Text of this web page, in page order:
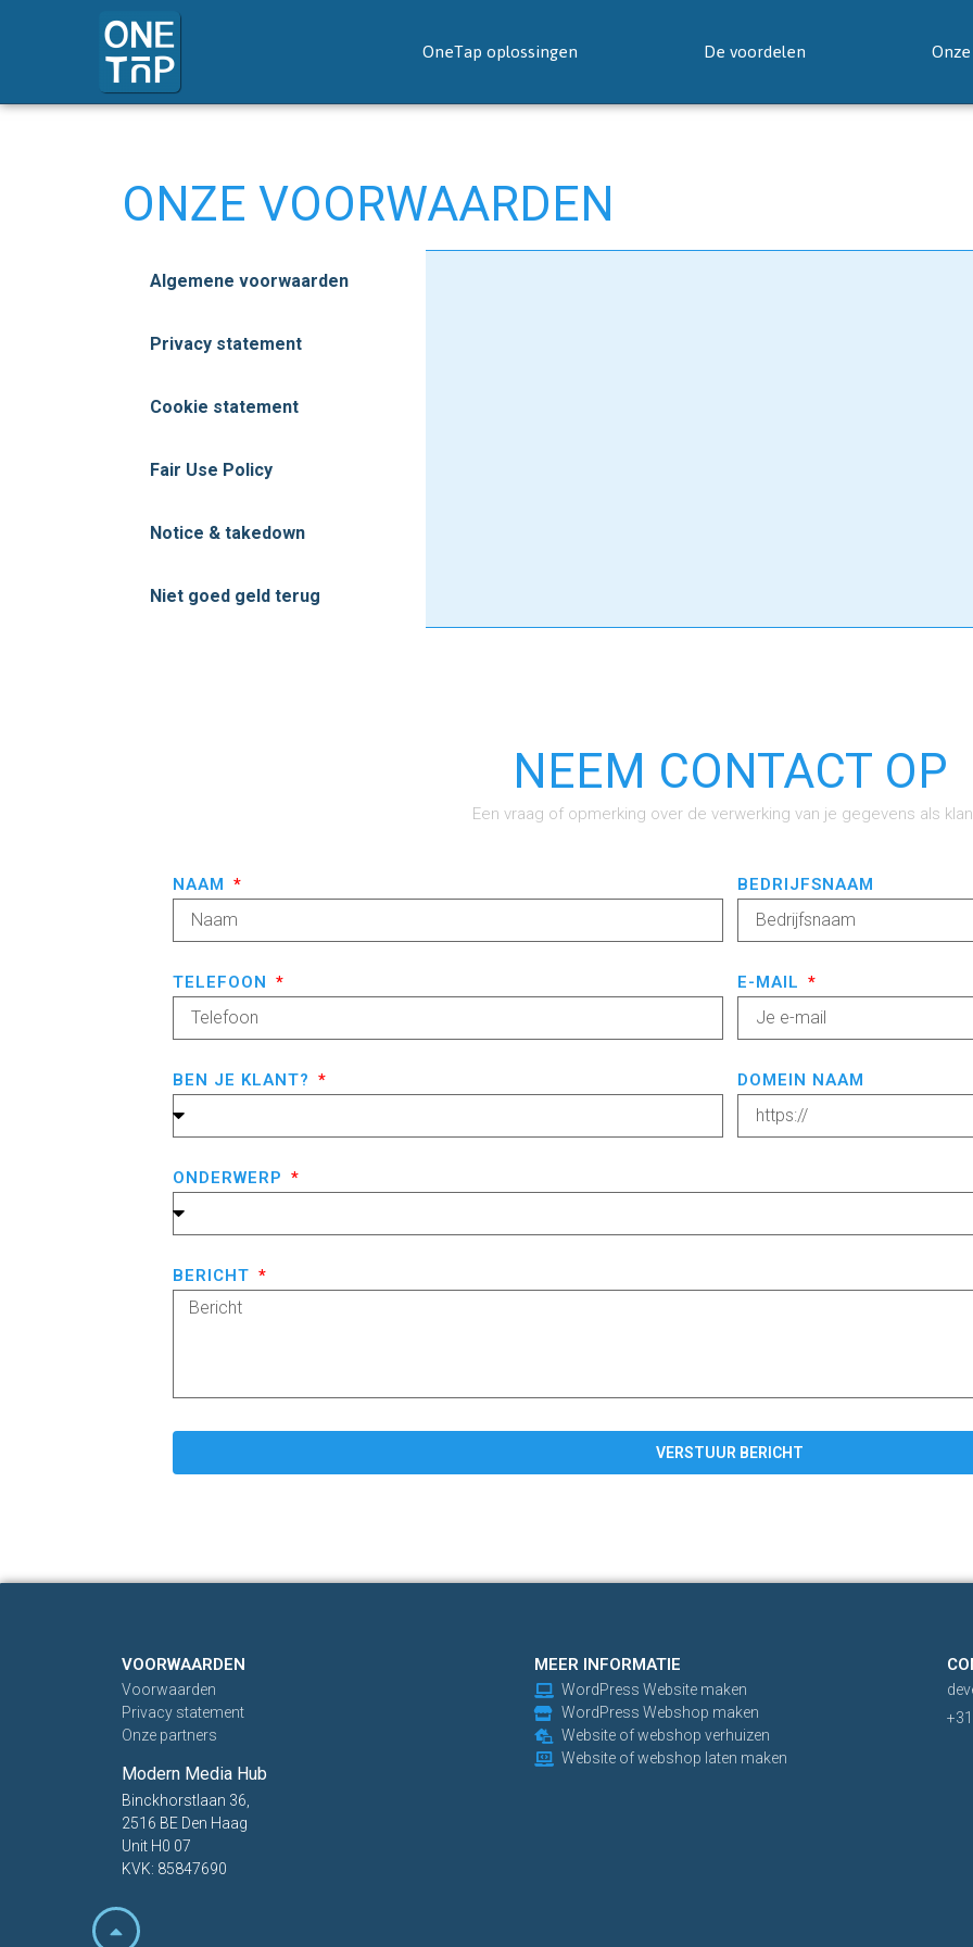
OneTap oplossingen De voordelen
ONZE VOORWAARDEN
Algemene voorwaarden
Privacy statement
Cookie statement
Fair Use Policy
Notice & takedown
Niet goed geld terug
NEEM CONTACT OP
Een vraag of opmerking over de verwerking van je gegevens als
NAAM BEDRIJFSNAAM
TELEFOON E-MAIL
BEN JE KLANT? DOMEIN NAAM
ONDERWERP
BERICHT
VERSTUUR BERICHT
VOORWAARDEN
Voorwaarden
Privacy statement
Onze partners
Modern Media Hub
Binckhorstlaan 36,
2516 BE Den Haag
Unit H0 07
KVK: 85847690
MEER INFORMATIE
WordPress Website maken
WordPress Webshop maken
Website of webshop verhuizen
Website of webshop laten maken